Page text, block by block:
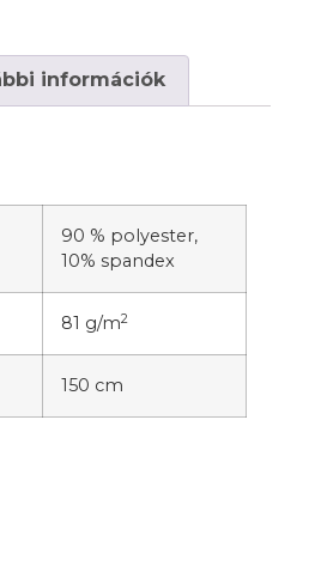
információk
90 % polyester,
10% spandex
81 g/m2
150 cm